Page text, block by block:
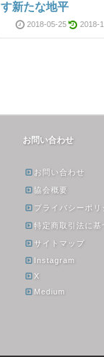
す新たな地平
2018-05-25 2018-
お問い合わせ
お問い合わせ
協会概要
プライバシーポリ
特定商取引法に基
サイトマップ
Instagram
X
Medium